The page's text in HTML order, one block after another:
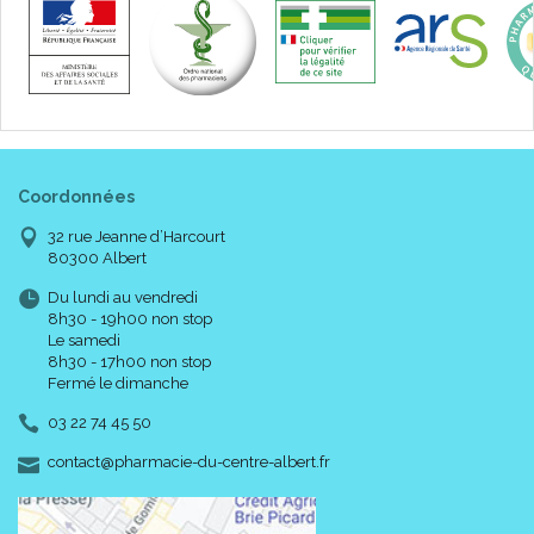
Caractéristiques :
Coordonnées
32 rue Jeanne d’Harcourt
80300 Albert
Du lundi au vendredi
8h30 - 19h00 non stop
Le samedi
8h30 - 17h00 non stop
Fermé le dimanche
03 22 74 45 50
contact-
@-
pharmacie-du-centre-albert.fr